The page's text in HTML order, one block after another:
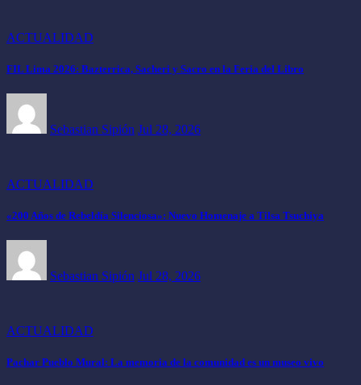
ACTUALIDAD
FIL Lima 2026: Bazterrica, Sacheri y Sacro en la Feria del Libro
Sebastian Sipión Jul 28, 2026
ACTUALIDAD
«200 Años de Rebeldía Silenciosa»: Nuevo Homenaje a Tilsa Tsuchiya
Sebastian Sipión Jul 28, 2026
ACTUALIDAD
Pachar Pueblo Mural: La memoria de la comunidad es un museo vivo